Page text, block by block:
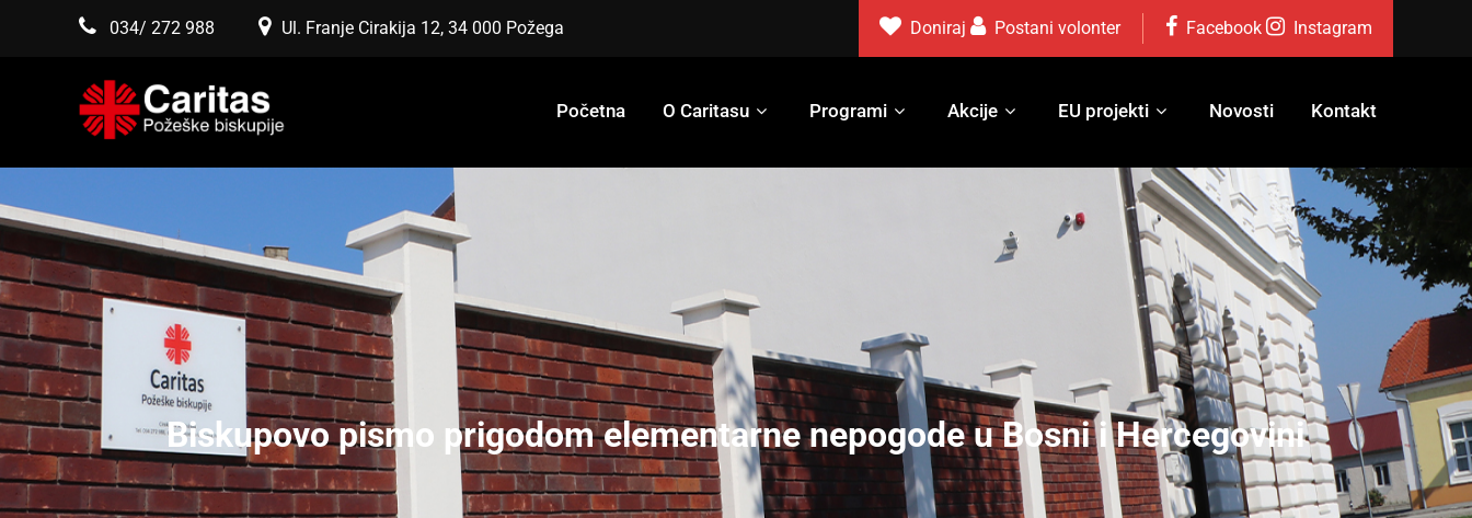
034/ 272 988 Ul. Franje Cirakija 12, 34 000 Požega Doniraj Postani volonter Facebook Instagram
Početna O Caritasu Programi Akcije EU projekti Novosti Kontakt
Biskupovo pismo prigodom elementarne nepogode u Bosni i Hercegovini